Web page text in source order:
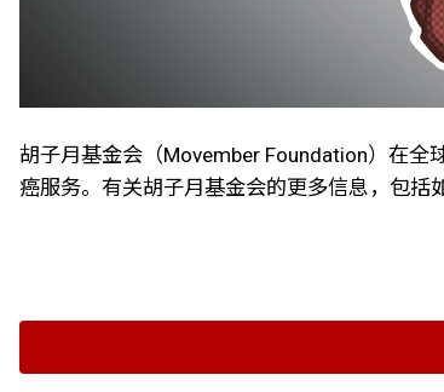
胡子月基金会（Movember Foundation）在
癌服务。有关胡子月基金会的更多信息，包括